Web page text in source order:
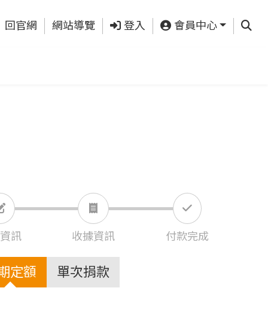
回官網 網站導覽 登入 會員中心 查詢
訊 收據資訊 付款完成
定額 單次捐款